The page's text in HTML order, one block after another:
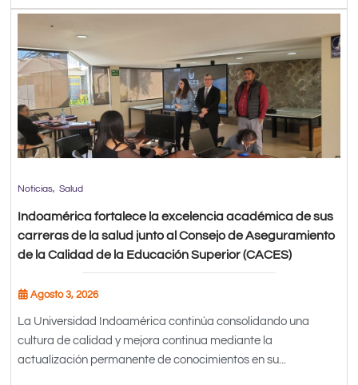
Noticias Salud
Indoamérica fortalece la excelencia académica de sus
carreras de la salud junto al Consejo de Aseguramiento
de la Calidad de la Educación Superior (CACES)
Agosto 3, 2026
La Universidad Indoamérica continúa consolidando una
cultura de calidad y mejora continua mediante la
actualización permanente de conocimientos en su...